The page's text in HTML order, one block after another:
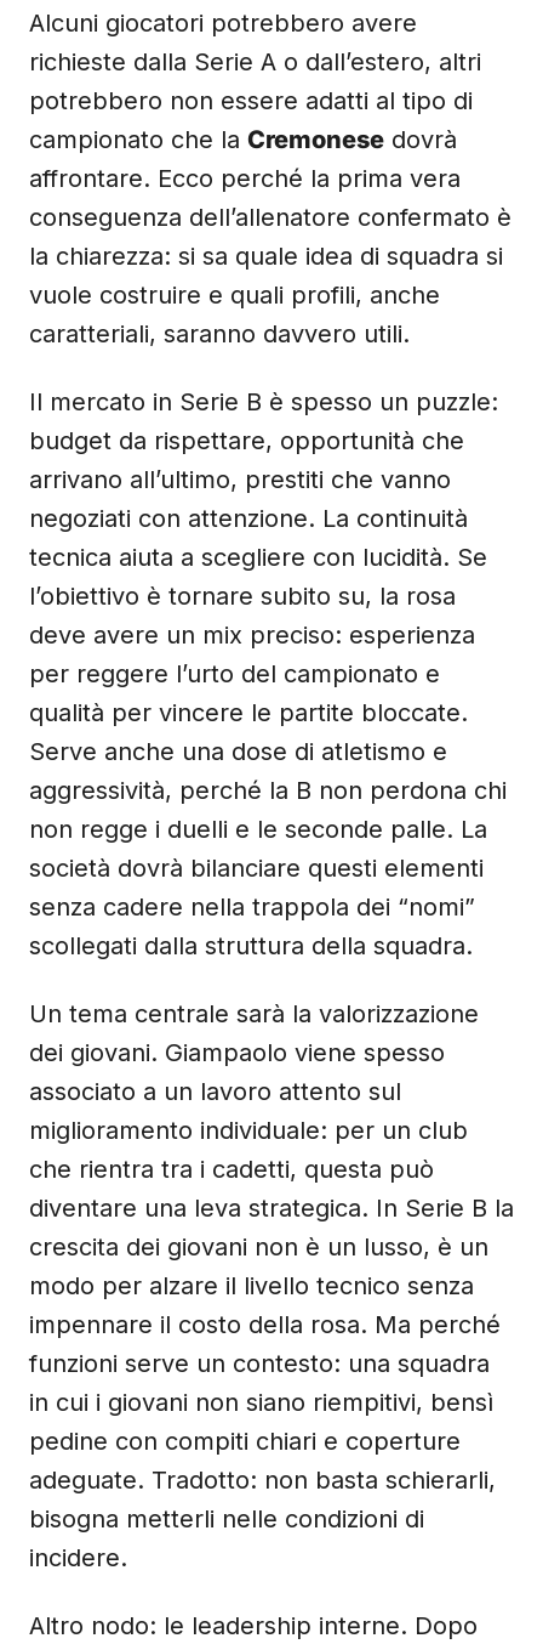
Alcuni giocatori potrebbero avere
richieste dalla Serie A o dall’estero, altri
potrebbero non essere adatti al tipo di
campionato che la Cremonese dovrà
affrontare. Ecco perché la prima vera
conseguenza dell’allenatore confermato è
la chiarezza: si sa quale idea di squadra si
vuole costruire e quali profili, anche
caratteriali, saranno davvero utili.
Il mercato in Serie B è spesso un puzzle:
budget da rispettare, opportunità che
arrivano all’ultimo, prestiti che vanno
negoziati con attenzione. La continuità
tecnica aiuta a scegliere con lucidità. Se
l’obiettivo è tornare subito su, la rosa
deve avere un mix preciso: esperienza
per reggere l’urto del campionato e
qualità per vincere le partite bloccate.
Serve anche una dose di atletismo e
aggressività, perché la B non perdona chi
non regge i duelli e le seconde palle. La
società dovrà bilanciare questi elementi
senza cadere nella trappola dei “nomi”
scollegati dalla struttura della squadra.
Un tema centrale sarà la valorizzazione
dei giovani. Giampaolo viene spesso
associato a un lavoro attento sul
miglioramento individuale: per un club
che rientra tra i cadetti, questa può
diventare una leva strategica. In Serie B la
crescita dei giovani non è un lusso, è un
modo per alzare il livello tecnico senza
impennare il costo della rosa. Ma perché
funzioni serve un contesto: una squadra
in cui i giovani non siano riempitivi, bensì
pedine con compiti chiari e coperture
adeguate. Tradotto: non basta schierarli,
bisogna metterli nelle condizioni di
incidere.
Altro nodo: le leadership interne. Dopo